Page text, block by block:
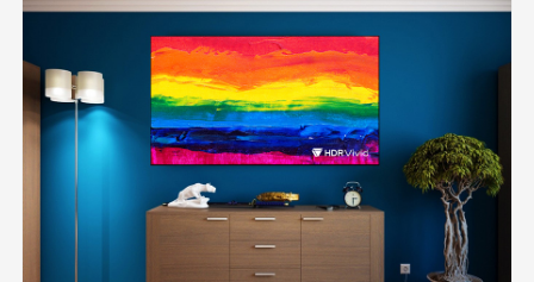
单和申请单元说明，并加盖公章。